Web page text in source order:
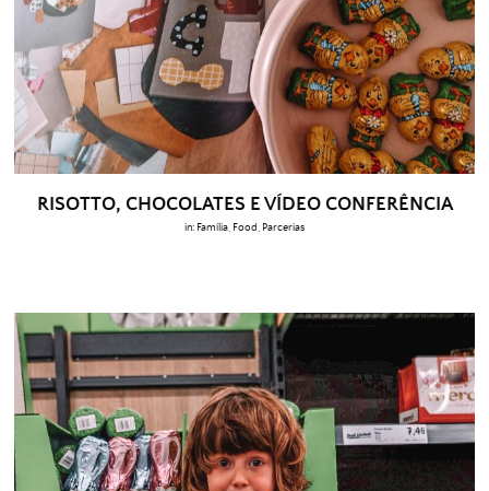
RISOTTO, CHOCOLATES E VÍDEO CONFERÊNCIA
in: Família Food Parcerias